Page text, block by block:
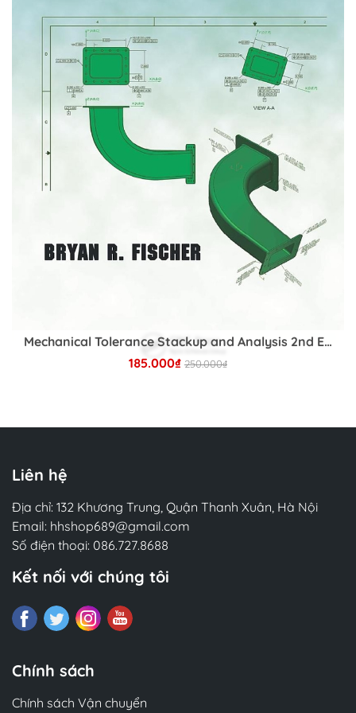
Book Description
Predicting the future, whether it's market trends,
energy demand, or website traffic, has never
been more crucial. This practical, hands-on guide
empowers you to build and deploy powerful time
series forecasting models. Whether you’re
working with traditional statistical methods or
cutting-edge deep learning architectures, this
book provides structured learning and best
Starting with the basics, this data science book
introduces fundamental time series concepts,
such as ARIMA and exponential smoothing,
before gradually progressing to advanced
of your fundamentals training, you’ll learn
preprocessing, feature engineering, and model
including new content on the latest time series
models, conformal prediction, and hierarchical
forecasting. Whether you seek advanced deep
learning insights or specialized architecture
implementations, this edition provides practical
strategies and new content to elevate your
What you will learn
based time series forecasting
Apply powerful feature engineering techniques
to enhance prediction accuracy
Mechanical Tolerance Stackup and Analysis 2nd Edition
185.000₫ 250.000₫
Liên hệ
Địa chỉ: 132 Khương Trung, Quận Thanh Xuân, Hà Nội
Email: hhshop689@gmail.com
Số điện thoại: 086.727.8688
Kết nối với chúng tôi
Chính sách
Chính sách Vận chuyển